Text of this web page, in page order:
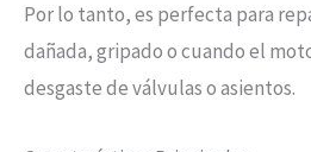
Por lo tanto, es perfecta para
dañada, gripado o cuando el
desgaste de válvulas o asientos.